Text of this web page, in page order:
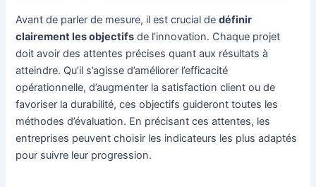
Avant de parler de mesure, il est crucial dedéfinir
clairement les objectifs de l’innovation. Chaque projet
doit avoir des attentes précises quant aux résultats à
atteindre. Qu’il s’agisse d’améliorer l’efficacité
opérationnelle, d’augmenter la satisfaction client ou de
favoriser la durabilité, ces objectifs guideront toutes les
méthodes d’évaluation. En précisant ces attentes, les
entreprises peuvent choisir les indicateurs les plus adaptés
pour suivre leur progression.